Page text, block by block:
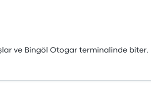
ve Bingöl Otogar terminalinde biter.